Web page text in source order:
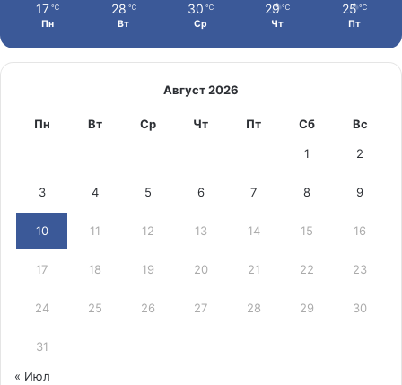
17 ℃
Пн
28 ℃
Вт
30 ℃
Ср
29 ℃
Чт
25 ℃
Пт
Август 2026
Пн Вт Ср Чт Пт Сб Вс
1 2
3 4 5 6 7 8 9
10 11 12 13 14 15 16
17 18 19 20 21 22 23
24 25 26 27 28 29 30
31
« Июл